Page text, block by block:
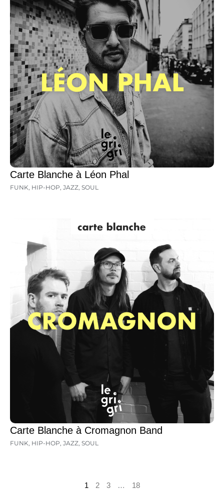
Carte Blanche à Léon Phal
FUNK, HIP-HOP, JAZZ, SOUL
Carte Blanche à Cromagnon Band
FUNK, HIP-HOP, JAZZ, SOUL
1 2 3 … 18